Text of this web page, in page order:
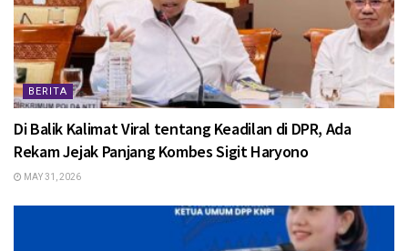
BERITA
Di Balik Kalimat Viral tentang Keadilan di DPR, Ada
Rekam Jejak Panjang Kombes Sigit Haryono
MAY 31, 2026